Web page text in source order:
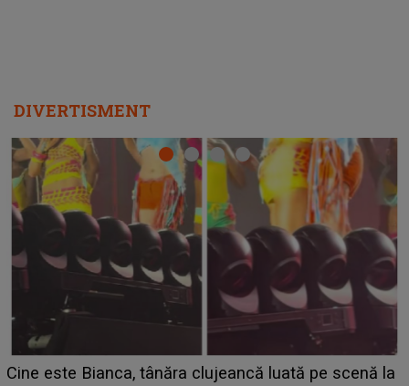
DIVERTISMENT
HOROSCOP 11 august 2026. Marte intră în Rac și